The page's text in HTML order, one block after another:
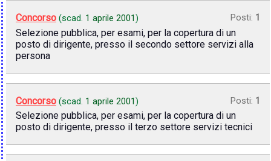
Concorso (scad. 1 aprile 2001) Posti: 1
Selezione pubblica, per esami, per la copertura di un
posto di dirigente, presso il secondo settore servizi alla
persona
Concorso (scad. 1 aprile 2001) Posti: 1
Selezione pubblica, per esami, per la copertura di un
posto di dirigente, presso il terzo settore servizi tecnici